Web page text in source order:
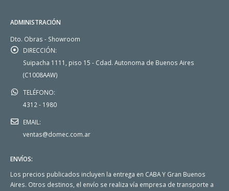
ADMINISTRACIÓN
Dto. Obras - Showroom
DIRECCIÓN:
Suipacha 1111, piso 15 - Cdad. Autonoma de Buenos Aires
(C1008AAW)
TELÉFONO:
4312 - 1980
EMAIL:
ventas@domec.com.ar
ENVÍOS:
Los precios publicados incluyen la entrega en CABA Y Gran Buenos
Aires. Otros destinos, el envío se realiza vía empresa de transporte a